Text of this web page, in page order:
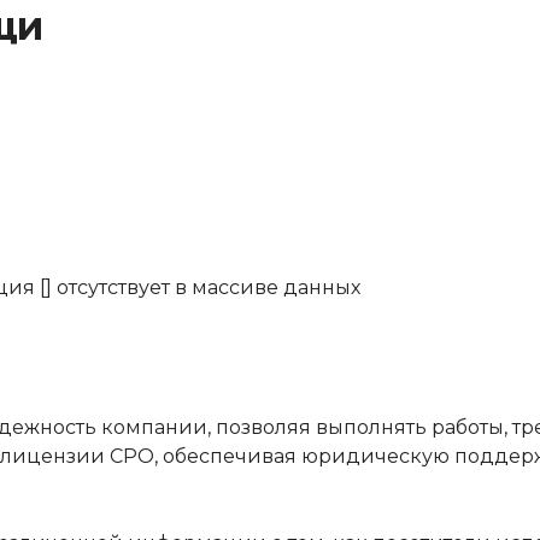
[] отсутствует в массиве данных
компании, позволяя выполнять работы,
СРО, обеспечивая юридическую